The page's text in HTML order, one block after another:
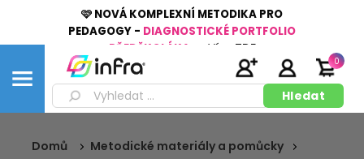
🩷 NOVÁ KOMPLEXNÍ METODIKA PRO
PEDAGOGY - DIAGNOSTICKÉ PORTFOLIO
PŘEDŠKOLÁKA
Více ZDE
0
Domů
Metodické materiály a pomůcky